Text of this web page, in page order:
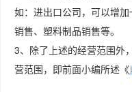
如：进出口公司，可以增
销售、塑料制品销售等。
3、除了上述的经营范围外
营范围，即前面小编所述《